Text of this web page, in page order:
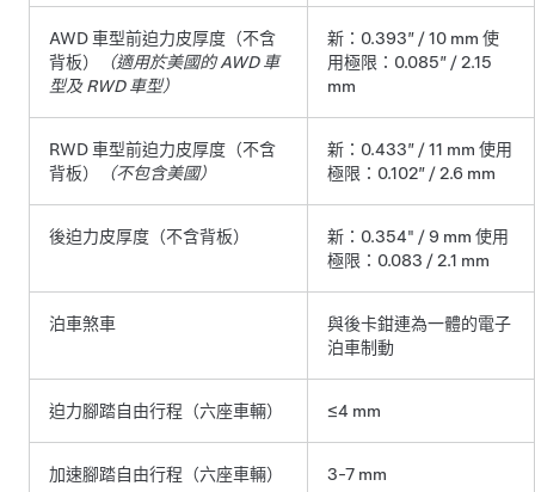
AWD 車型前迫力皮厚度（不含
背板）
（適用於美國的 AWD 車
型及 RWD 車型）
新：0.393” / 10 mm 使
用極限：0.085” / 2.15
mm
RWD 車型前迫力皮厚度（不含
背板）
（不包含美國）
新：0.433” / 11 mm 使用
極限：0.102” / 2.6 mm
後迫力皮厚度（不含背板）
新：0.354" / 9 mm 使用
極限：0.083 / 2.1 mm
泊車煞車
與後卡鉗連為一體的電子
泊車制動
迫力腳踏自由行程（六座車輛） ≤4 mm
加速腳踏自由行程（六座車輛） 3-7 mm